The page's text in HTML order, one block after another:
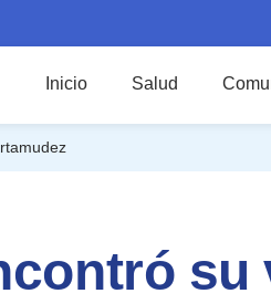
Inicio Salud
su